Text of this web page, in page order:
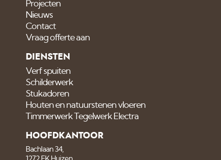
Projecten
Nieuws
Contact
Vraag offerte aan
DIENSTEN
Verf spuiten
Schilderwerk
Stukadoren
Houten en natuurstenen vloeren
Timmerwerk Tegelwerk Electra
HOOFDKANTOOR
Bachlaan 34,